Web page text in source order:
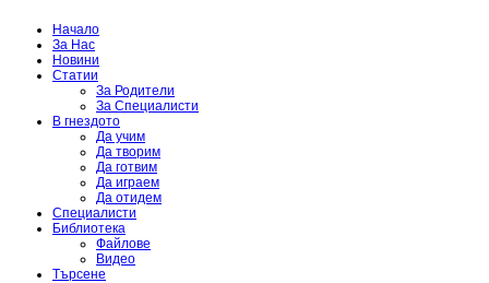
Начало
За Нас
Новини
Статии
За Родители
За Специалисти
В гнездото
Да учим
Да творим
Да готвим
Да играем
Да отидем
Специалисти
Библиотека
Файлове
Видео
Търсене